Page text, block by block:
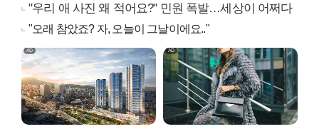
"우리 애 사진 왜 적어요?" 민원 폭발…세상이 어쩌다
"오래 참았죠? 자, 오늘이 그날이에요.."